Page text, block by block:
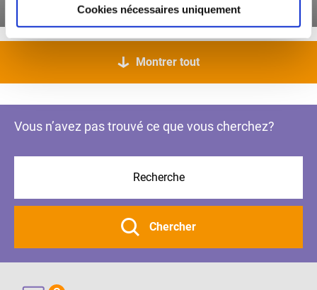
Cookies nécessaires uniquement
Montrer tout
Vous n’avez pas trouvé ce que vous cherchez?
Chercher